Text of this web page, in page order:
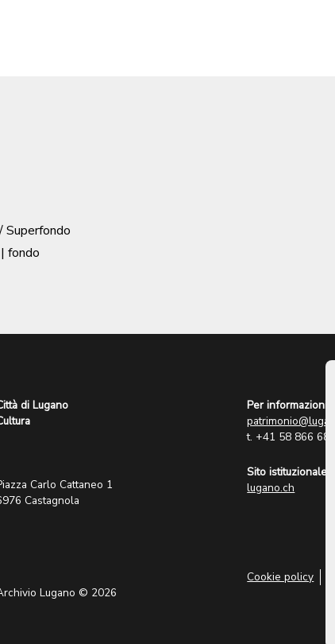
Superfondo
| fondo
di Lugano
Carlo Cattaneo 1
Castagnola
Lugano © 2026
Per informazioni:
t. +41 58 866 68
Sito istituzionale:
lugano.ch
Cookie policy